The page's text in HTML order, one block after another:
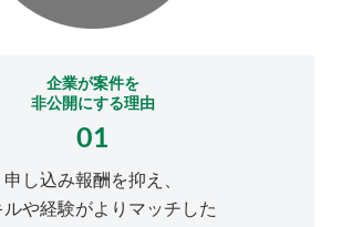
企業が案件を
非公開にする理由
01
申し込み報酬を抑え、
ルや経験がよりマッチした